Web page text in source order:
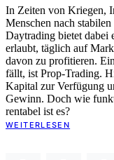
In Zeiten von Kriegen,
Menschen nach
Daytrading bietet dabei
erlaubt, täglich auf
davon zu profitieren.
fällt, ist Prop-Trading.
Kapital zur Verfügung
Gewinn. Doch wie
rentabel ist es?
WEITERLESEN